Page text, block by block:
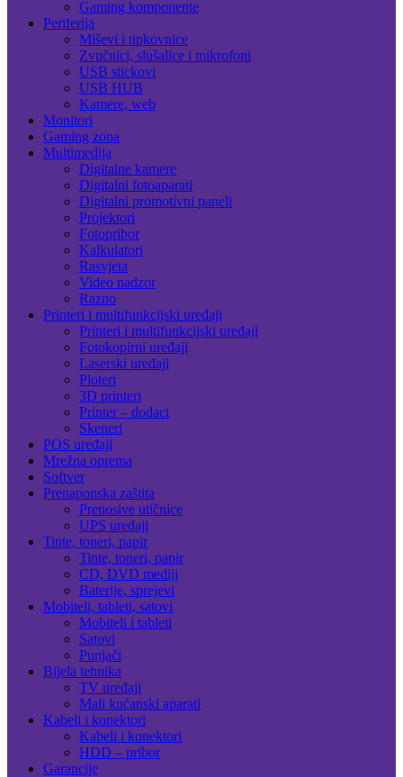
Gaming komponente
Periferija
Miševi i tipkovnice
Zvučnici, slušalice i mikrofoni
USB stickovi
USB HUB
Kamere, web
Monitori
Gaming zona
Multimedija
Digitalne kamere
Digitalni fotoaparati
Digitalni promotivni paneli
Projektori
Fotopribor
Kalkulatori
Rasvjeta
Video nadzor
Razno
Printeri i multifunkcijski uređaji
Printeri i multifunkcijski uređaji
Fotokopirni uređaji
Laserski uređaji
Ploteri
3D printeri
Printer – dodaci
Skeneri
POS uređaji
Mrežna oprema
Softver
Prenaponska zaštita
Prenosive utičnice
UPS uređaji
Tinte, toneri, papir
Tinte, toneri, papir
CD, DVD mediji
Baterije, sprejevi
Mobiteli, tableti, satovi
Mobiteli i tableti
Satovi
Punjači
Bijela tehnika
TV uređaji
Mali kućanski aparati
Kabeli i konektori
Kabeli i konektori
HDD – pribor
Garancije